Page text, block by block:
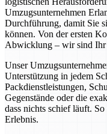
Umzugsunternehmen
Durchführung, damit Sie
können. Von der ersten
Abwicklung – wir sind Ihr
Unser
Unterstützung in jedem
Packdienstleistungen,
Gegenstände oder die
dass nichts schief läuft.
Erlebnis.